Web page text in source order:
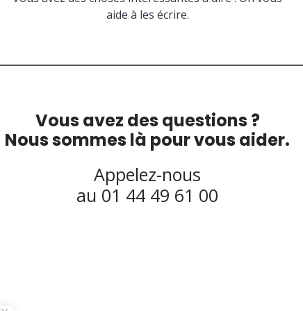
aide à les écrire.
Vous avez des questions ?
Nous sommes là pour vous aider.
Appelez-nous
au 01 44 49 61 00